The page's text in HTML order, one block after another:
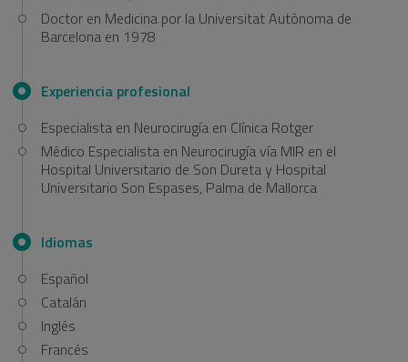
Doctor en Medicina por la Universitat Autònoma de
Barcelona en 1978
Experiencia profesional
Especialista en Neurocirugía en Clínica Rotger
Médico Especialista en Neurocirugía vía MIR en el
Hospital Universitario de Son Dureta y Hospital
Universitario Son Espases, Palma de Mallorca
Idiomas
Español
Catalán
Inglés
Francés